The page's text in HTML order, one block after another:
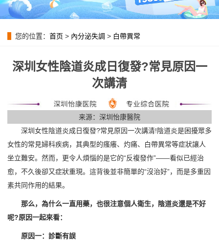
您的位置： 首页 > 內分泌失調 > 白帶異常
深圳女性陰道炎成日復發?常見原因一
次講清
来源：深圳怡康醫院
深圳女性陰道炎成日復發?常見原因一次講清!陰道炎是困擾眾多
女性的常見婦科疾病，其典型的瘙癢、灼痛、白帶異常等症狀讓人
坐立難安。然而，更令人煩惱的是它的“反複發作”——看似已經治
愈，不久後卻又症狀重現。這背後並非簡單的“沒治好”，而是多重因
素共同作用的結果。
那么，為什么一直用藥，也很注意個人衛生，陰道炎還是不好
呢?原因一起來看：
原因一：診斷有誤